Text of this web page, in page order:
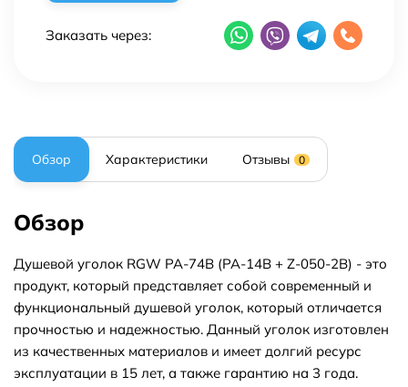
Заказать через:
Обзор Характеристики Отзывы 0
Обзор
Душевой уголок RGW PA-74B (PA-14B + Z-050-2B) - это
продукт, который представляет собой современный и
функциональный душевой уголок, который отличается
прочностью и надежностью. Данный уголок изготовлен
из качественных материалов и имеет долгий ресурс
эксплуатации в 15 лет, а также гарантию на 3 года.